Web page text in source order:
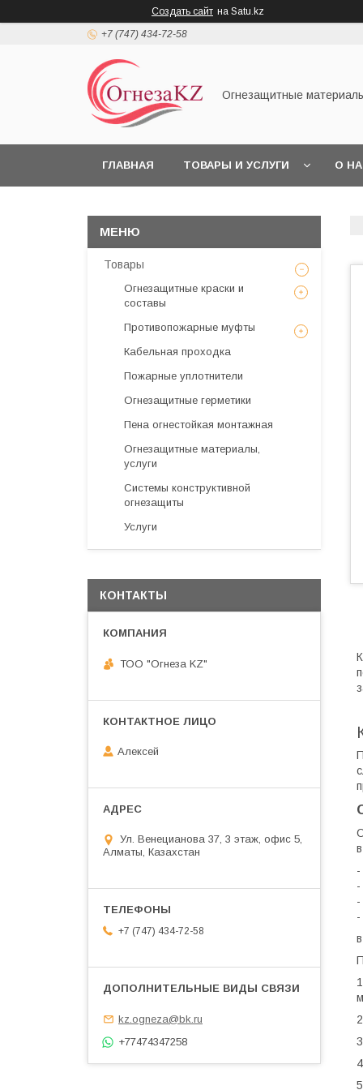
Создать сайт на Satu.kz
+7 (747) 434-72-58
Огнезащитные
ГЛАВНАЯ ТОВАРЫ И УСЛУГИ О
Товары
Огнезащитные краски и
составы
Противопожарные муфты
Кабельная проходка
Пожарные уплотнители
Огнезащитные герметики
Пена огнестойкая монтажная
Огнезащитные материалы,
услуги
Системы конструктивной
огнезащиты
Услуги
КОНТАКТЫ
ТОО "Огнеза KZ"
Алексей
Ул. Венецианова 37, 3 этаж, офис 5,
Алматы, Казахстан
+7 (747) 434-72-58
kz.ogneza@bk.ru
+77474347258